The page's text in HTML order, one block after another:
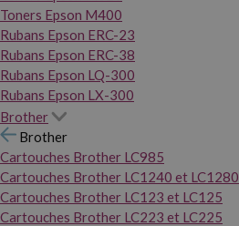
Toners Epson M400
Rubans Epson ERC-23
Rubans Epson ERC-38
Rubans Epson LQ-300
Rubans Epson LX-300
Brother
Brother
Cartouches Brother LC985
Cartouches Brother LC1240 et LC1280
Cartouches Brother LC123 et LC125
Cartouches Brother LC223 et LC225